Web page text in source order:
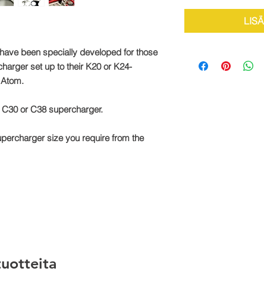
been specially developed for those
set up to their K20 or K24-
or C38 supercharger.
size you require from the